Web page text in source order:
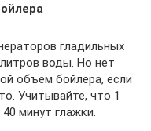
гладильных
воды. Но нет
объем бойлера, если
Учитывайте, что 1
минут глажки.